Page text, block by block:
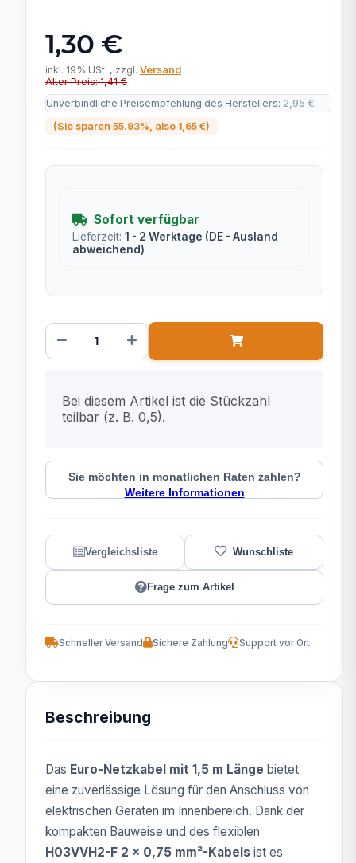
1,30 €
inkl. 19% USt. , zzgl. Versand
Alter Preis: 1,41 €
Unverbindliche Preisempfehlung des Herstellers: 2,95 €
(Sie sparen 55.93% , also 1,65 €)
Sofort verfügbar
Lieferzeit: 1 - 2 Werktage (DE - Ausland
abweichend)
Bei diesem Artikel ist die Stückzahl
teilbar (z. B. 0,5).
Sie möchten in monatlichen Raten zahlen?
Weitere Informationen
Frage zum Artikel
Schneller Versand Sichere Zahlung Support vor Ort
Beschreibung
Das Euro-Netzkabel mit 1,5 m Länge bietet
eine zuverlässige Lösung für den Anschluss von
elektrischen Geräten im Innenbereich. Dank der
kompakten Bauweise und des flexiblen
H03VVH2-F 2 x 0,75 mm²-Kabels ist es